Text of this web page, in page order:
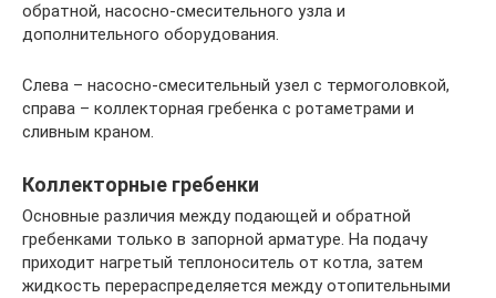
обратной, насосно-смесительного узла и
дополнительного оборудования.
Слева – насосно-смесительный узел с термоголовкой,
справа – коллекторная гребенка с ротаметрами и
сливным краном.
Коллекторные гребенки
Основные различия между подающей и обратной
гребенками только в запорной арматуре. На подачу
приходит нагретый теплоноситель от котла, затем
жидкость перераспределяется между отопительными